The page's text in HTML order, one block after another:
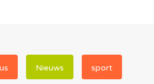
Nieuws sport